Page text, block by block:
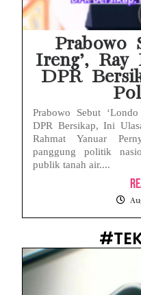
Prabowo
Ireng’, Ray
DPR
Prabowo Sebut
DPR Bersikap, Ini
Rahmat Yanuar
panggung politik
publik tanah air....